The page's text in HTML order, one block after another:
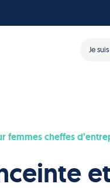
Je suis
femmes cheffes